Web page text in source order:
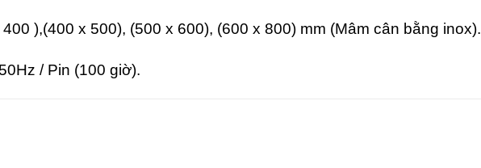
),(400 x 500), (500 x 600), (600 x 800) mm (Mâm cân bằng inox).
/ Pin (100 giờ).